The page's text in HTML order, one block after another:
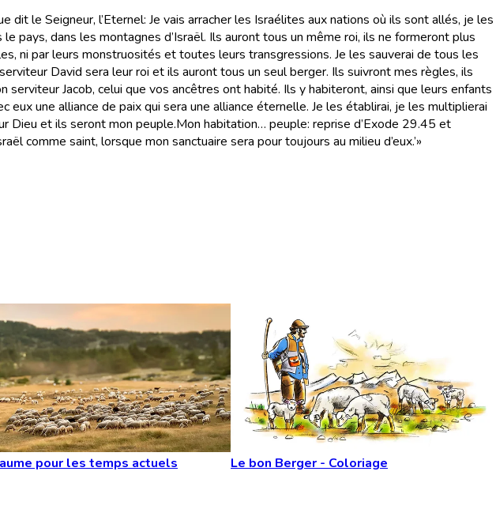
dit le Seigneur, l’Eternel: Je vais arracher les Israélites aux nations où ils sont allés, je les
le pays, dans les montagnes d’Israël. Ils auront tous un même roi, ils ne formeront plus
ni par leurs monstruosités et toutes leurs transgressions. Je les sauverai de tous les
David sera leur roi et ils auront tous un seul berger. Ils suivront mes règles, ils
serviteur Jacob, celui que vos ancêtres ont habité. Ils y habiteront, ainsi que leurs enfants
eux une alliance de paix qui sera une alliance éternelle. Je les établirai, je les multiplierai
Dieu et ils seront mon peuple.Mon habitation… peuple: reprise d’Exode 29.45 et
comme saint, lorsque mon sanctuaire sera pour toujours au milieu d’eux.’»
pour les temps actuels Le bon Berger - Coloriage